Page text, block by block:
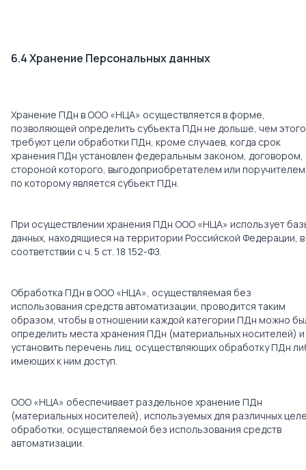
6.4 Хранение Персональных данных
Хранение ПДн в ООО «НЦА» осуществляется в форме,
позволяющей определить субъекта ПДн не дольше, чем этого
требуют цели обработки ПДн, кроме случаев, когда срок
хранения ПДн установлен федеральным законом, договором,
стороной которого, выгодоприобретателем или
по которому является субъект ПДн.
При осуществлении хранения ПДн ООО «НЦА» использует
данных, находящиеся на территории Российской Федерации, в
соответствии с ч. 5 ст. 18 152-ФЗ.
Обработка ПДн в ООО «НЦА», осуществляемая без
использования средств автоматизации, проводится таким
образом, чтобы в отношении каждой категории ПДн можно
определить места хранения ПДн (материальных носителей) и
установить перечень лиц, осуществляющих обработку ПДн
имеющих к ним доступ.
ООО «НЦА» обеспечивает раздельное хранение ПДн
(материальных носителей), используемых для различных
обработки, осуществляемой без использования средств
автоматизации.